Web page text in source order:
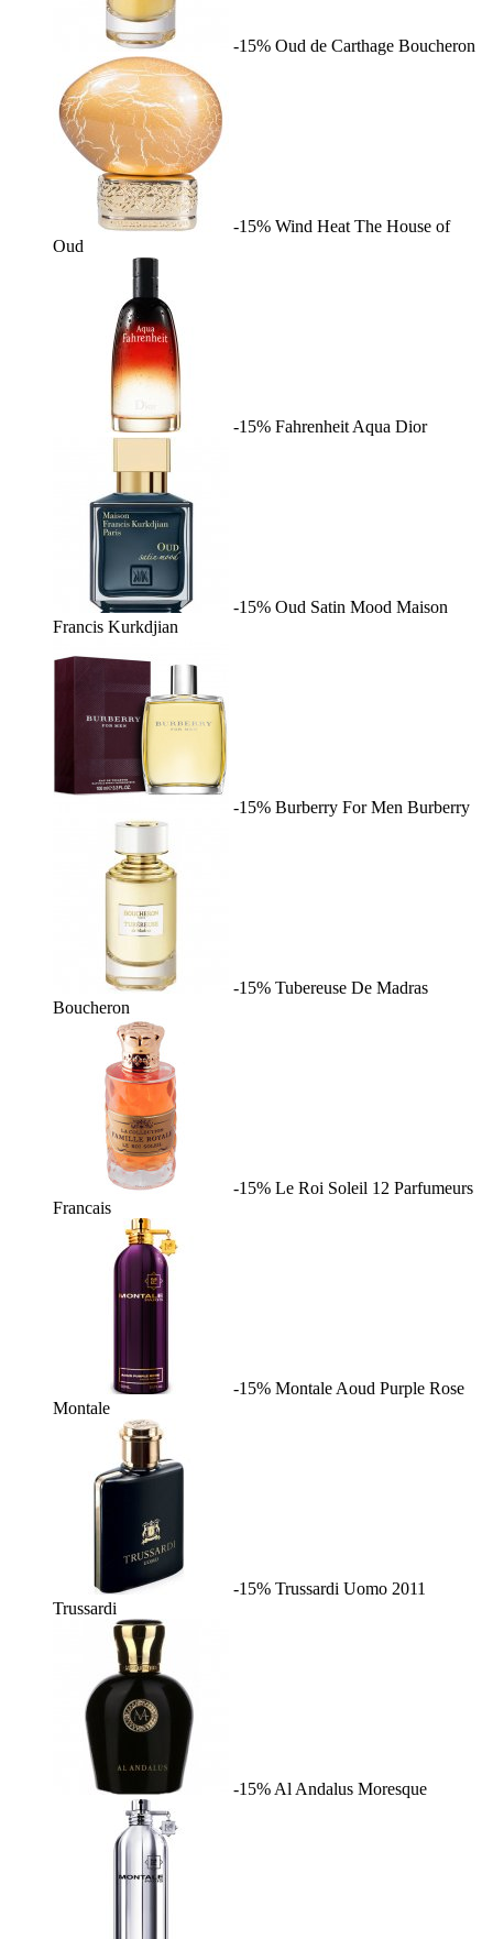
-15% Oud de Carthage Boucheron
-15% Wind Heat The House of
Oud
-15% Fahrenheit Aqua Dior
-15% Oud Satin Mood Maison
Francis Kurkdjian
-15% Burberry For Men Burberry
-15% Tubereuse De Madras
Boucheron
-15% Le Roi Soleil 12 Parfumeurs
Francais
-15% Montale Aoud Purple Rose
Montale
-15% Trussardi Uomo 2011
Trussardi
-15% Al Andalus Moresque